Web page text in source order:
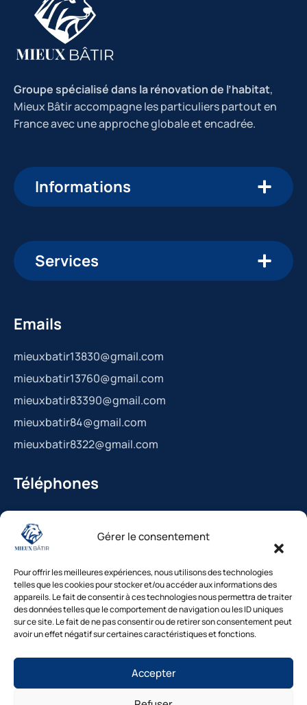
Gérer le consentement
Pour offrir les meilleures expériences, nous utilisons des technologies
telles que les cookies pour stocker et/ou accéder aux informations des
appareils. Le fait de consentir à ces technologies nous permettra de traiter
des données telles que le comportement de navigation ou les ID uniques
sur ce site. Le fait de ne pas consentir ou de retirer son consentement peut
avoir un effet négatif sur certaines caractéristiques et fonctions.
Accepter
Groupe spécialisé dans la rénovation de l’habitat,
Mieux Bâtir accompagne les particuliers partout en
France avec une approche globale et encadrée.
Informations
Services
Emails
mieuxbatir13830@gmail.com
mieuxbatir13760@gmail.com
mieuxbatir83390@gmail.com
mieuxbatir84@gmail.com
mieuxbatir8322@gmail.com
Téléphones
La Bédoule : 04.42.36.29.99
St-Cannat : 04.42.36.29.99
Cavaillon : 04.84.85.88.94
Le Beausset : 04.94.38.22.19
Besoin d’un diagnostic ?
Nos experts vous répondentsous 48h